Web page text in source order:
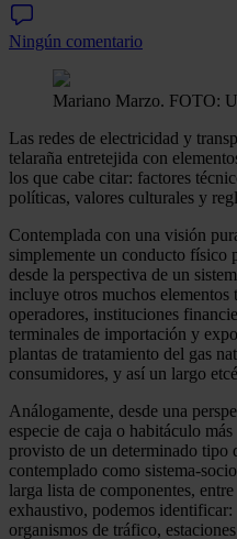
Ningún comentario
Mariano Marzo. FOTO:
Las redes de electricidad y
telaraña entretejida con
los que cabe citar: factores
políticas, valores culturales y
Contemplada con una visión
simplemente un conducto físico
desde la perspectiva de un
incluye otros muchos elementos
operadores, instituciones
terminales de importación y
plantas de tratamiento del gas
consumidores, y así un largo
Análogamente, desde una
especie de caja o habitáculo
provisto de un determinado tipo
contemplado como sistema-
larga lista de componentes,
exhaustivo, podemos
organismos de tráfico,